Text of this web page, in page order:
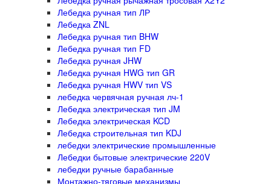
Лебедка ручная тип ЛР
Лебедка ZNL
Лебедка ручная тип BHW
Лебедка ручная тип FD
Лебедка ручная JHW
Лебедка ручная HWG тип GR
Лебедка ручная HWV тип VS
лебедка червячная ручная лч-1
Лебедка электрическая тип JM
Лебедка электрическая KCD
Лебедка строительная тип KDJ
лебедки электрические промышленные
Лебедки бытовые электрические 220V
лебедки ручные барабанные
Монтажно-тяговые механизмы